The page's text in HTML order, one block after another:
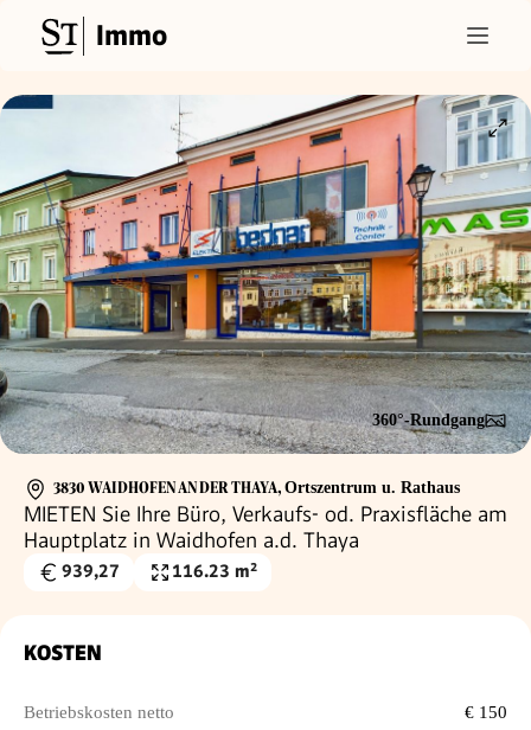
Immo
360°-Rundgang
3830 WAIDHOFEN AN DER THAYA, Ortszentrum u. Rathaus
MIETEN Sie Ihre Büro, Verkaufs- od. Praxisfläche am
Hauptplatz in Waidhofen a.d. Thaya
Gesamtmiete
939,27
Nutzfläche
116.23 m²
KOSTEN
Betriebskosten netto € 150